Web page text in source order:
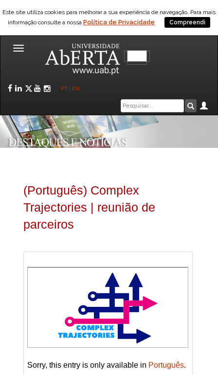
Este site utiliza cookies para melhorar a sua experiência de navegação. Para mais
informação consulte a nossa Política de Privacidade Compreendi
Toggle
Facebook
LinkedIn
Twitter
YouTube
Instagram
PT EN
Caixa
de
pesquisa
(Português) Complex
Trajectories | reunião de
parceiros
Sorry, this entry is only available in Português.